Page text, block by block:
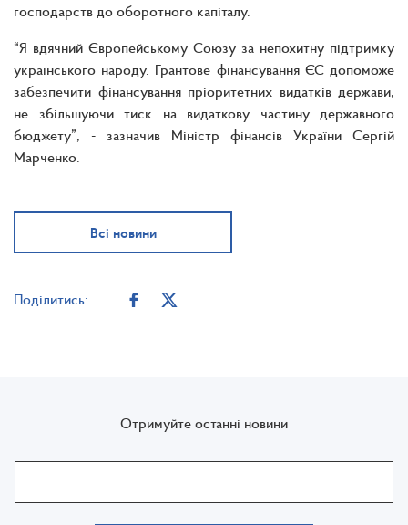
господарств до оборотного капіталу.
“Я вдячний Європейському Союзу за непохитну підтримку
українського народу. Грантове фінансування ЄС допоможе
забезпечити фінансування пріоритетних видатків держави,
не збільшуючи тиск на видаткову частину державного
бюджету”, - зазначив Міністр фінансів України Сергій
Марченко.
Всі новини
Поділитись:
Отримуйте останні новини